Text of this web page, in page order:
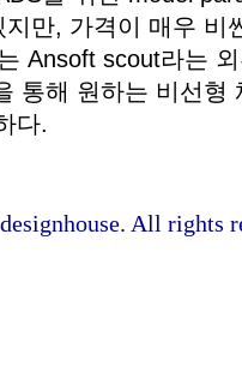
만, 가격이 매우 비
Ansoft scout라는
통해 원하는 비선형
다.
All rights